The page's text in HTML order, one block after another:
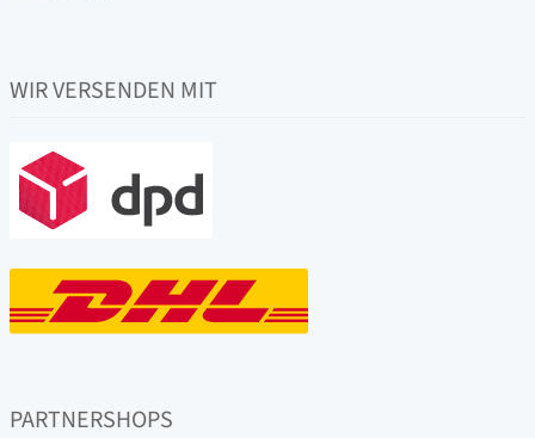
WIR VERSENDEN MIT
PARTNERSHOPS